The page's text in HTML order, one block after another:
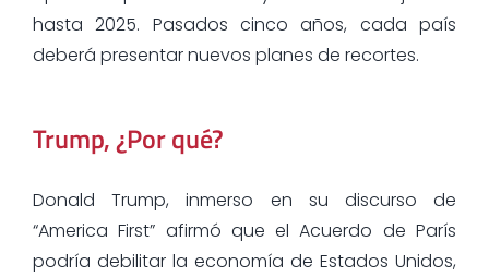
hasta 2025. Pasados cinco años, cada país
deberá presentar nuevos planes de recortes.
Trump, ¿Por qué?
Donald Trump, inmerso en su discurso de
“America First” afirmó que el Acuerdo de París
podría debilitar la economía de Estados Unidos,